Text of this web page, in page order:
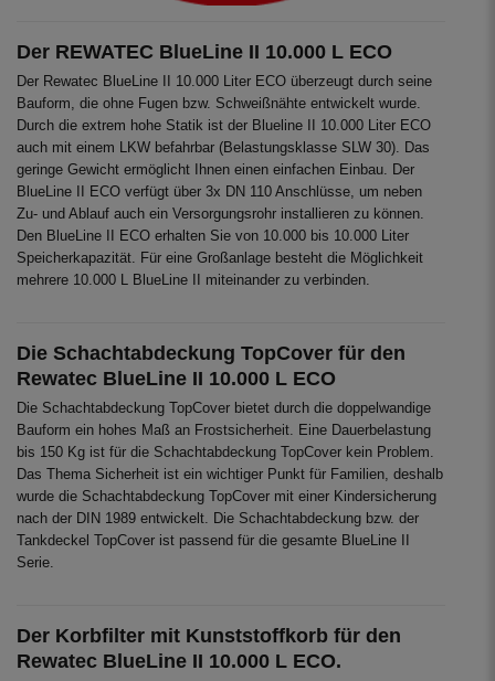
Der REWATEC BlueLine II 10.000 L ECO
Der Rewatec BlueLine II 10.000 Liter ECO überzeugt durch seine
Bauform, die ohne Fugen bzw. Schweißnähte entwickelt wurde.
Durch die extrem hohe Statik ist der Blueline II 10.000 Liter ECO
auch mit einem LKW befahrbar (Belastungsklasse SLW 30). Das
geringe Gewicht ermöglicht Ihnen einen einfachen Einbau. Der
BlueLine II ECO verfügt über 3x DN 110 Anschlüsse, um neben
Zu- und Ablauf auch ein Versorgungsrohr installieren zu können.
Den BlueLine II ECO erhalten Sie von 10.000 bis 10.000 Liter
Speicherkapazität. Für eine Großanlage besteht die Möglichkeit
mehrere 10.000 L BlueLine II miteinander zu verbinden.
Die Schachtabdeckung TopCover für den
Rewatec BlueLine II 10.000 L ECO
Die Schachtabdeckung TopCover bietet durch die doppelwandige
Bauform ein hohes Maß an Frostsicherheit. Eine Dauerbelastung
bis 150 Kg ist für die Schachtabdeckung TopCover kein Problem.
Das Thema Sicherheit ist ein wichtiger Punkt für Familien, deshalb
wurde die Schachtabdeckung TopCover mit einer Kindersicherung
nach der DIN 1989 entwickelt. Die Schachtabdeckung bzw. der
Tankdeckel TopCover ist passend für die gesamte BlueLine II
Serie.
Der Korbfilter mit Kunststoffkorb für den
Rewatec BlueLine II 10.000 L ECO.